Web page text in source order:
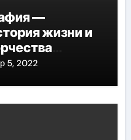
—
жизни и
5, 2022